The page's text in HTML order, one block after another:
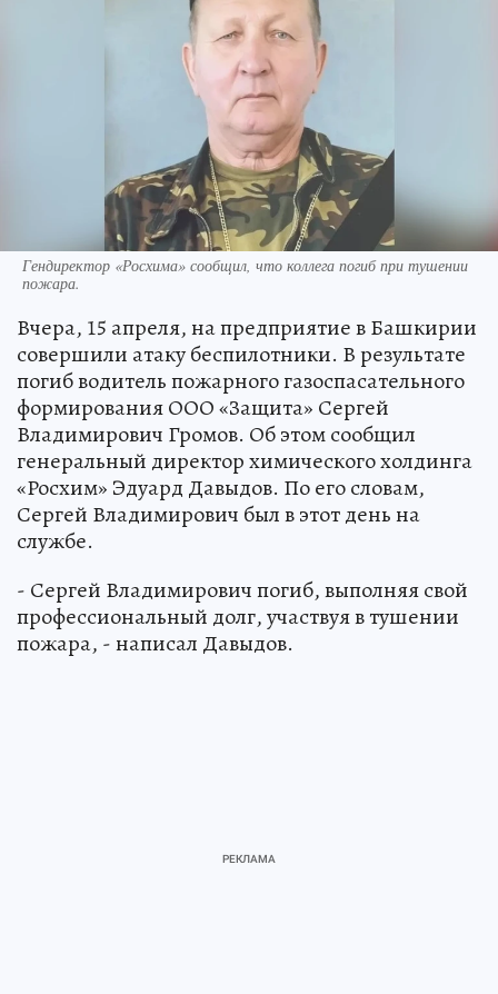
Гендиректор «Росхима» сообщил, что коллега погиб при тушении
пожара.
Вчера, 15 апреля, на предприятие в Башкирии
совершили атаку беспилотники. В результате
погиб водитель пожарного газоспасательного
формирования ООО «Защита» Сергей
Владимирович Громов. Об этом сообщил
генеральный директор химического холдинга
«Росхим» Эдуард Давыдов. По его словам,
Сергей Владимирович был в этот день на
службе.
- Сергей Владимирович погиб, выполняя свой
профессиональный долг, участвуя в тушении
пожара, - написал Давыдов.